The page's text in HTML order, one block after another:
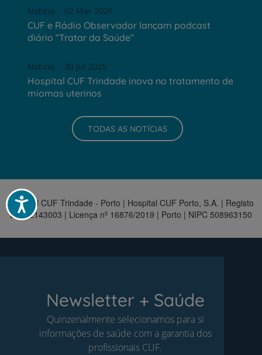
Acessibilidade
Notícia 02 Mar 2026
CUF e Rádio Observador lançam podcast
diário “Tratar da Saúde”
Notícia 30 Jul 2025
Hospital CUF Trindade inova no tratamento de
miomas uterinos
TODAS AS NOTÍCIAS
Hospital CUF Trindade - Porto | Hospital CUF Porto, S.A. | Registo
ERS E143003 | Licença nº 16876/2019 | Porto | NIPC 508963150
Newsletter + Saúde
Quinzenalmente selecionamos para si
informações de saúde com a garantia dos
profissionais CUF.